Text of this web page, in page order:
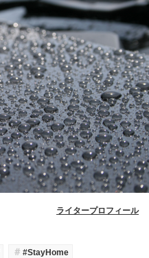
ライタープロフィール
＃ #StayHome